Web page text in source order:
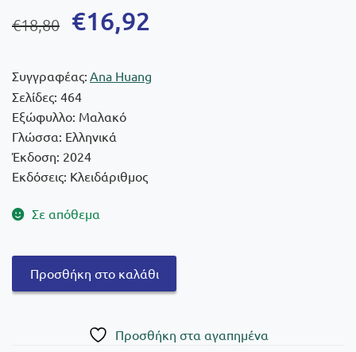
€18,80
Original
price
was:
€18,80.
€16,92
τρέχουσα
τιμή
είναι:
€16,92.
Συγγραφέας: Ana Huang
Σελίδες: 464
Εξώφυλλο: Μαλακό
Γλώσσα: Ελληνικά
Έκδοση: 2024
Εκδόσεις: Κλειδάριθμος
Σε απόθεμα
Βασιλιάς
Προσθήκη στο καλάθι
Πρoσθήκη στα αγαπημένα